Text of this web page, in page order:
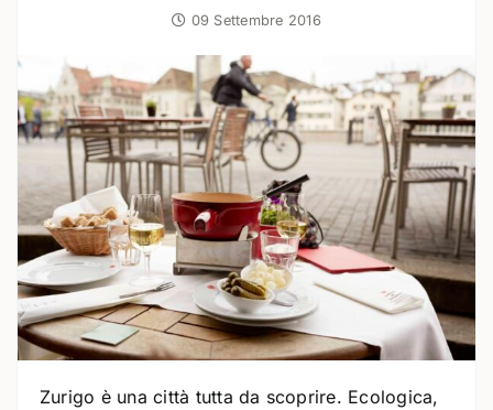
09 Settembre 2016
Zurigo è una città tutta da scoprire. Ecologica,